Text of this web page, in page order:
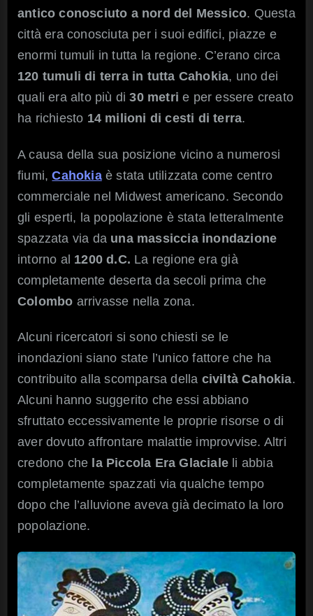
antico conosciuto a nord del Messico. Questa
città era conosciuta per i suoi edifici, piazze e
enormi tumuli in tutta la regione. C’erano circa
120 tumuli di terra in tutta Cahokia, uno dei
quali era alto più di30 metri e per essere creato
ha richiesto 14 milioni di cesti di terra.
A causa della sua posizione vicino a numerosi
fiumi,Cahokiaè stata utilizzata come centro
commerciale nel Midwest americano. Secondo
gli esperti, la popolazione è stata letteralmente
spazzata via da una massiccia inondazione
intorno al 1200 d.C. La regione era già
completamente deserta da secoli prima che
Colombo arrivasse nella zona.
Alcuni ricercatori si sono chiesti se le
inondazioni siano state l’unico fattore che ha
contribuito alla scomparsa della civiltà Cahokia.
Alcuni hanno suggerito che essi abbiano
sfruttato eccessivamente le proprie risorse o di
aver dovuto affrontare malattie improvvise. Altri
credono che la Piccola Era Glaciale li abbia
completamente spazzati via qualche tempo
dopo che l’alluvione aveva già decimato la loro
popolazione.